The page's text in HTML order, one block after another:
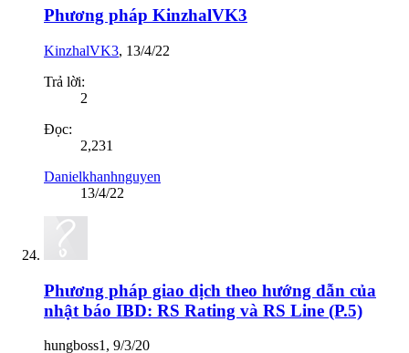
Phương pháp KinzhalVK3
KinzhalVK3, 13/4/22
Trả lời:
2
Đọc:
2,231
Danielkhanhnguyen
13/4/22
Phương pháp giao dịch theo hướng dẫn của
nhật báo IBD: RS Rating và RS Line (P.5)
hungboss1, 9/3/20